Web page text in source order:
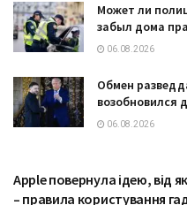
Может ли
забыл дома
06.08.2026
Обмен
возобновился
06.08.2026
Apple повернула ідею, від
– правила користування